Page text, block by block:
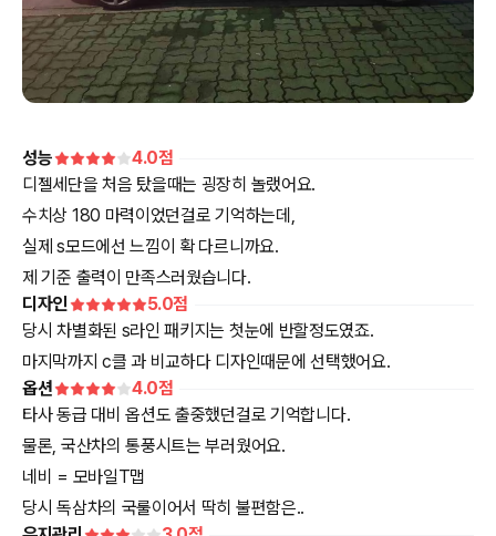
성능 4.0점
디젤세단을 처음 탔을때는 굉장히 놀랬어요.
수치상 180 마력이었던걸로 기억하는데,
실제 s모드에선 느낌이 확 다르니까요.
제 기준 출력이 만족스러웠습니다.
디자인
5.0점
당시 차별화된 s라인 패키지는 첫눈에 반할정도였죠.
옵션
4.0점
타사 동급 대비 옵션도 출중했던걸로 기억합니다.
물론, 국산차의 통풍시트는 부러웠어요.
네비 = 모바일T맵
당시 독삼차의 국룰이어서 딱히 불편함은..